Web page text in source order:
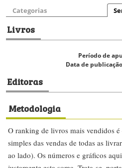
Categorias
Livros
Período de
Data de
Editoras
Metodologia
O ranking de livros mais vendidos
simples das vendas de todas as
ao lado). Os números e gráficos